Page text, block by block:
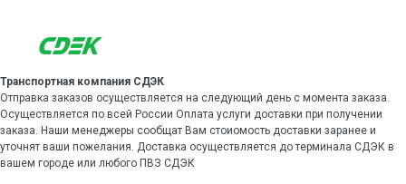
Транспортная компания СДЭК
Отправка заказов осуществляется на следующий день с момента заказа.
Осуществляется по всей России Оплата услуги доставки при получении
заказа. Наши менеджеры сообщат Вам стоиомость доставки заранее и
уточнят ваши пожелания. Доставка осуществляется до терминала СДЭК в
вашем городе или любого ПВЗ СДЭК